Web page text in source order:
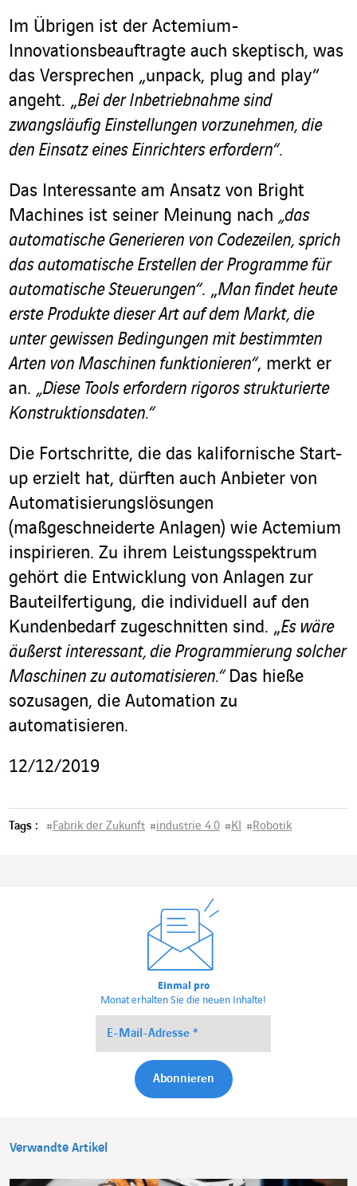
Im Übrigen ist der Actemium-
Innovationsbeauftragte auch skeptisch, was
das Versprechen „unpack, plug and play“
angeht. „Bei der Inbetriebnahme sind
zwangsläufig Einstellungen vorzunehmen, die
den Einsatz eines Einrichters erfordern“.
Das Interessante am Ansatz von Bright
Machines ist seiner Meinung nach „das
automatische Generieren von Codezeilen, sprich
das automatische Erstellen der Programme für
automatische Steuerungen“. „Man findet heute
erste Produkte dieser Art auf dem Markt, die
unter gewissen Bedingungen mit bestimmten
Arten von Maschinen funktionieren“, merkt er
an. „Diese Tools erfordern rigoros strukturierte
Konstruktionsdaten.“
Die Fortschritte, die das kalifornische Start-
up erzielt hat, dürften auch Anbieter von
Automatisierungslösungen
(maßgeschneiderte Anlagen) wie Actemium
inspirieren. Zu ihrem Leistungsspektrum
gehört die Entwicklung von Anlagen zur
Bauteilfertigung, die individuell auf den
Kundenbedarf zugeschnitten sind. „Es wäre
äußerst interessant, die Programmierung solcher
Maschinen zu automatisieren.“ Das hieße
sozusagen, die Automation zu
automatisieren.
12/12/2019
Tags : #Fabrik der Zukunft #industrie 4.0 #KI #Robotik
Einmal pro
Monat erhalten Sie die neuen Inhalte!
Verwandte Artikel